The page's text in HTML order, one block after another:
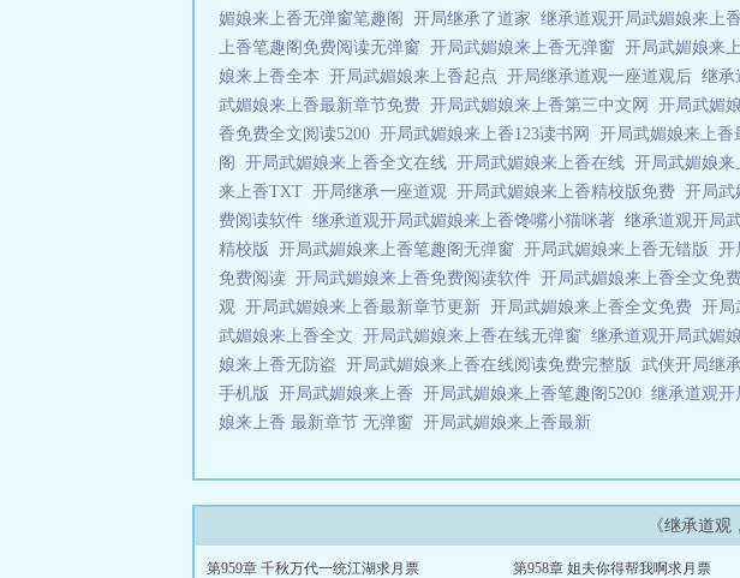
媚娘来上香无弹窗笔趣阁 开局继承了道家 继承道观开局武媚娘来上
上香笔趣阁免费阅读无弹窗 开局武媚娘来上香无弹窗 开局武媚娘来
娘来上香全本 开局武媚娘来上香起点 开局继承道观一座道观后 继承
武媚娘来上香最新章节免费 开局武媚娘来上香第三中文网 开局武媚
香免费全文阅读5200 开局武媚娘来上香123读书网 开局武媚娘来上
阁 开局武媚娘来上香全文在线 开局武媚娘来上香在线 开局武媚娘
来上香TXT 开局继承一座道观 开局武媚娘来上香精校版免费 开局武
费阅读软件 继承道观开局武媚娘来上香馋嘴小猫咪著 继承道观开局
精校版 开局武媚娘来上香笔趣阁无弹窗 开局武媚娘来上香无错版 开
免费阅读 开局武媚娘来上香免费阅读软件 开局武媚娘来上香全文免
观 开局武媚娘来上香最新章节更新 开局武媚娘来上香全文免费 开局
武媚娘来上香全文 开局武媚娘来上香在线无弹窗 继承道观开局武媚
娘来上香无防盗 开局武媚娘来上香在线阅读免费完整版 武侠开局继
手机版 开局武媚娘来上香 开局武媚娘来上香笔趣阁5200 继承道观开
娘来上香 最新章节 无弹窗 开局武媚娘来上香最新
《继承道
第959章 千秋万代一统江湖求月票 第958章 姐夫你得帮我啊求月票